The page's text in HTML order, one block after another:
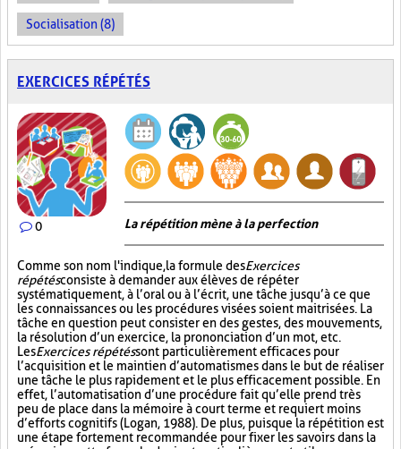
Socialisation (8)
EXERCICES RÉPÉTÉS
0 La répétition mène à la perfection
Comme son nom l'indique, la formule desExercices
répétésconsiste à demander aux élèves de répéter
systématiquement, à l’oral ou à l’écrit, une tâche jusqu’à ce que
les connaissances ou les procédures visées soient maitrisées. La
tâche en question peut consister en des gestes, des mouvements,
la résolution d’un exercice, la prononciation d’un mot, etc.
LesExercices répétéssont particulièrement efficaces pour
l’acquisition et le maintien d’automatismes dans le but de réaliser
une tâche le plus rapidement et le plus efficacement possible. En
effet, l’automatisation d’une procédure fait qu’elle prend très
peu de place dans la mémoire à court terme et requiert moins
d’efforts cognitifs (Logan, 1988). De plus, puisque la répétition est
une étape fortement recommandée pour fixer les savoirs dans la